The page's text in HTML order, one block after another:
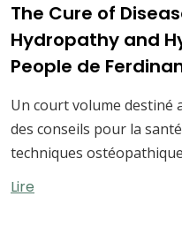
The Cure of
Hydropathy and
People de
Un court volume destiné
des conseils pour la
techniques
Lire